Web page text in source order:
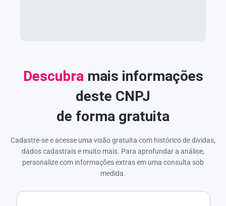
Descubra mais informações
deste CNPJ
de forma gratuita
Cadastre-se e acesse uma visão gratuita com histórico de dívidas,
dados cadastrais e muito mais. Para aprofundar a análise,
personalize com informações extras em uma consulta sob
medida.